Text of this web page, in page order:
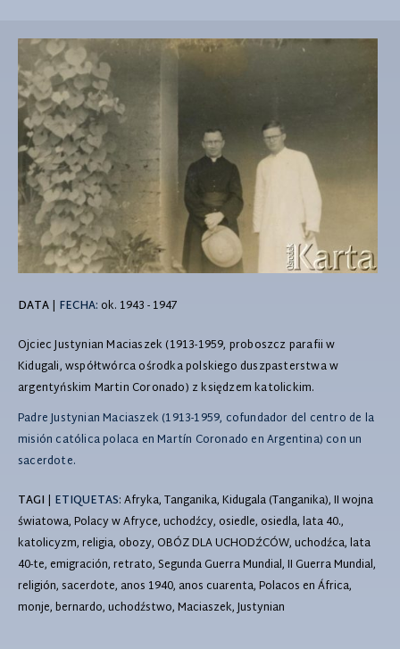
DATA| FECHA:ok. 1943 - 1947
Ojciec Justynian Maciaszek (1913-1959, proboszcz parafii w
Kidugali, współtwórca ośrodka polskiego duszpasterstwa w
argentyńskim Martin Coronado) z księdzem katolickim.
Padre Justynian Maciaszek (1913-1959, cofundador del centro de la
misión católica polaca en Martín Coronado en Argentina) con un
sacerdote.
TAGI | ETIQUETAS: Afryka, Tanganika, Kidugala (Tanganika), II wojna
światowa, Polacy w Afryce, uchodźcy, osiedle, osiedla, lata 40.,
katolicyzm, religia, obozy, OBÓZ DLA UCHODŹCÓW, uchodźca, lata
40-te, emigración, retrato, Segunda Guerra Mundial, II Guerra Mundial,
religión, sacerdote, anos 1940, anos cuarenta, Polacos en África,
monje, bernardo, uchodźstwo, Maciaszek, Justynian